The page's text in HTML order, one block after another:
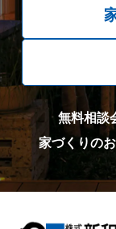
無料相談
家づくりの